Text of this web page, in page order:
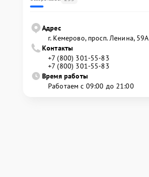
Адрес
г. Кемерово, просп. Ленина, 59А
Контакты
+7 (800) 301-55-83
+7 (800) 301-55-83
Время работы
Работаем с 09:00 до 21:00